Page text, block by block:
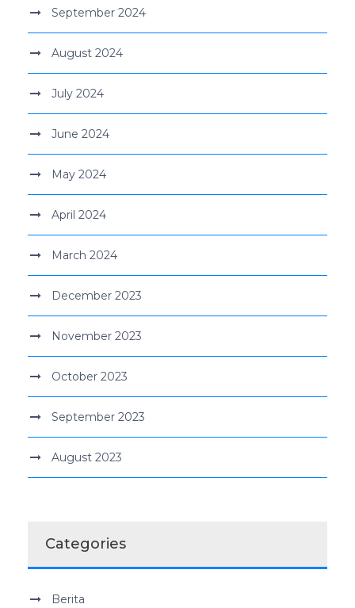
September 2024
August 2024
July 2024
June 2024
May 2024
April 2024
March 2024
December 2023
November 2023
October 2023
September 2023
August 2023
Categories
Berita